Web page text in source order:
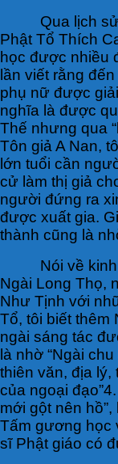
Qua lịch
Phật Tổ Thích
học được nhiều
lần viết rằng
phụ nữ được
nghĩa là được
Thế nhưng qua
Tôn giả A Nan,
lớn tuổi cần
cử làm thị giả
người đứng ra
được xuất gia.
thành cũng là
Nói về
Ngài Long Thọ,
Như Tịnh với
Tổ, tôi biết thêm
ngài sáng tác
là nhờ “Ngài
thiên văn, địa lý,
của ngoại
mới gột nên
Tấm gương học
sĩ Phật giáo có